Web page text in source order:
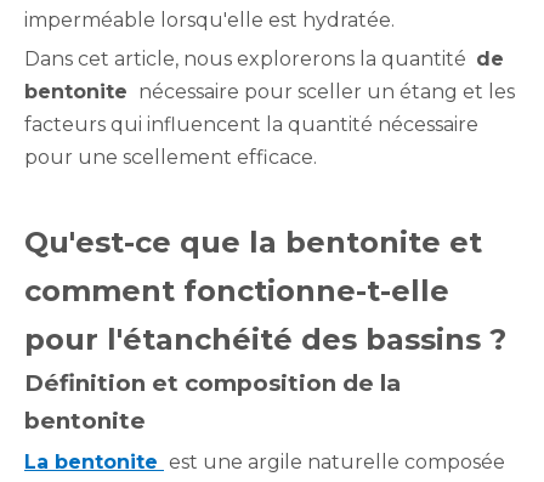
imperméable lorsqu'elle est hydratée.
Dans cet article, nous explorerons la quantité de
bentonite nécessaire pour sceller un étang et les
facteurs qui influencent la quantité nécessaire
pour une scellement efficace.
Qu'est-ce que la bentonite et
comment fonctionne-t-elle
pour l'étanchéité des bassins ?
Définition et composition de la
bentonite
La bentonite est une argile naturelle composée